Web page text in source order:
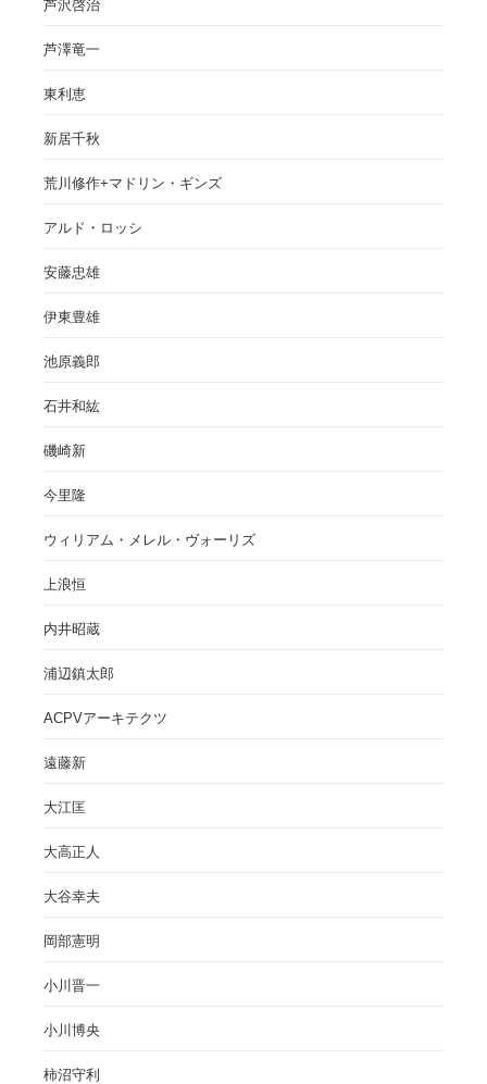
芦沢啓治
芦澤竜一
東利恵
新居千秋
荒川修作+マドリン・ギンズ
アルド・ロッシ
安藤忠雄
伊東豊雄
池原義郎
石井和紘
磯崎新
今里隆
ウィリアム・メレル・ヴォーリズ
上浪恒
内井昭蔵
浦辺鎮太郎
ACPVアーキテクツ
遠藤新
大江匡
大高正人
大谷幸夫
岡部憲明
小川晋一
小川博央
柿沼守利